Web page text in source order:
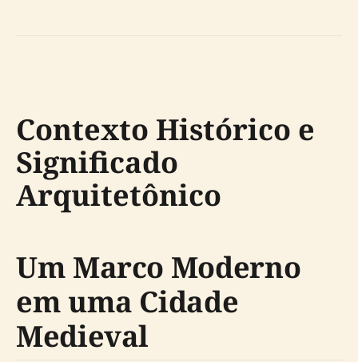
Contexto Histórico e
Significado
Arquitetônico
Um Marco Moderno
em uma Cidade
Medieval